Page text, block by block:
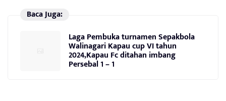
Baca Juga:
Laga Pembuka turnamen Sepakbola
Walinagari Kapau cup VI tahun
2024,Kapau Fc ditahan imbang
Persebal 1 – 1